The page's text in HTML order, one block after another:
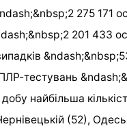
275 171
201 433
тестувань
найбільша
(52),